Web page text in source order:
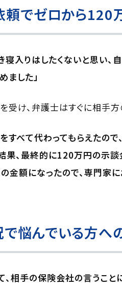
頼でゼロから120
寝入りはしたくないと思い
ました」
受け、弁護士はすぐに相手
すべて代わってもらえたので
果、最終的に120万円の示
金額になったので、専門家
悩んでいる方へ
、相手の保険会社の言うこ